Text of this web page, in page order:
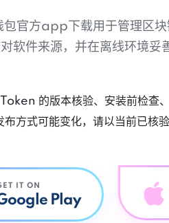
官方app下载用于管理区块
软件来源，并在离线环境妥
的版本核验、安装前检查
布方式可能变化，请以当前已核
IT ON
Play